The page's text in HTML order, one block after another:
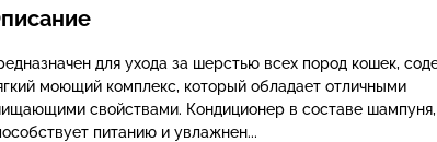
для ухода за шерстью всех пород кошек,
моющий комплекс, который обладает отличными
свойствами. Кондиционер в составе шампуня,
питанию и увлажнен...